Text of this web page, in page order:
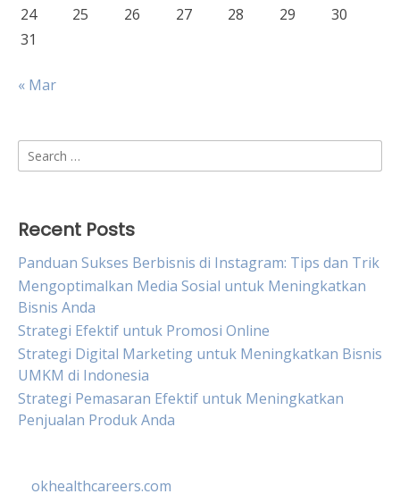
24
25 26 27 28 29
30
31
« Mar
Search
for:
Recent Posts
Panduan Sukses Berbisnis di Instagram: Tips dan Trik
Mengoptimalkan Media Sosial untuk Meningkatkan
Bisnis Anda
Strategi Efektif untuk Promosi Online
Strategi Digital Marketing untuk Meningkatkan Bisnis
UMKM di Indonesia
Strategi Pemasaran Efektif untuk Meningkatkan
Penjualan Produk Anda
okhealthcareers.com